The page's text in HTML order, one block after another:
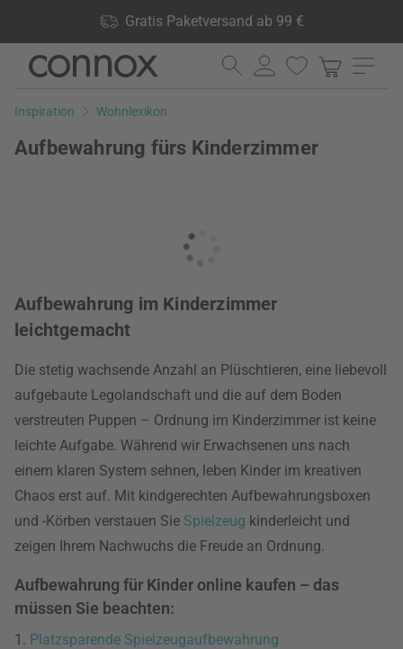
Gratis Paketversand ab 99 €
lagernd, 60 Tage Rückgaberecht
Direkt
Seiteninhalt
Direkt
Suchfeld
Inspiration Wohnlexikon
Aufbewahrung fürs Kinderzimmer
Aufbewahrung im Kinderzimmer
leichtgemacht
Die stetig wachsende Anzahl an Plüschtieren, eine liebevoll
aufgebaute Legolandschaft und die auf dem Boden
verstreuten Puppen – Ordnung im Kinderzimmer ist keine
leichte Aufgabe. Während wir Erwachsenen uns nach
einem klaren System sehnen, leben Kinder im kreativen
Chaos erst auf. Mit kindgerechten Aufbewahrungsboxen
und -Körben verstauen Sie Spielzeug kinderleicht und
zeigen Ihrem Nachwuchs die Freude an Ordnung.
Aufbewahrung für Kinder online kaufen – das
müssen Sie beachten:
1. Platzsparende Spielzeugaufbewahrung